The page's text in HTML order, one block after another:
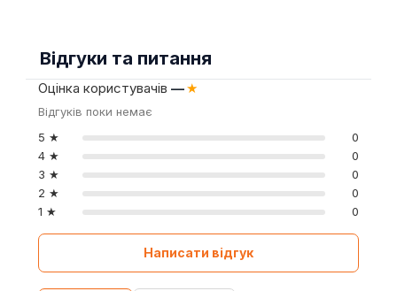
Відгуки та питання
Оцінка користувачів —★
Відгуків поки немає
5 ★
0
4 ★
0
3 ★
0
2 ★
0
1 ★
0
Написати відгук